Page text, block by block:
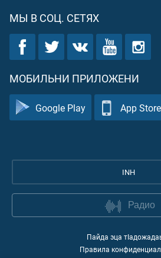
МЫ В СОЦ. СЕТЯХ
МОБИЛЬНИ ПРИЛОЖЕНИ
Google Play App Store
INH
Радио
Пайда эца
Правила